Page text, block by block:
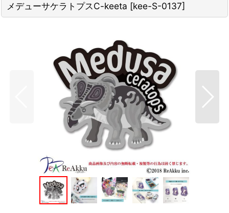
メデューサケラトプスC-keeta [kee-S-0137]